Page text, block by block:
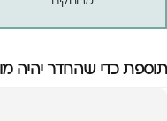
תוספת כדי שהחדר יהיה